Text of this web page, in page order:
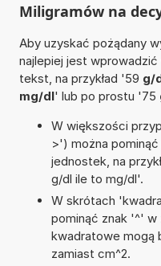
Miligramów na
Aby uzyskać pożądany
najlepiej jest
tekst, na przykład '59 g/
mg/dl' lub po prostu '75
W większości
>') można
jednostek, na
g/dl ile to mg/dl'.
W skrótach
pominąć znak '^'
kwadratowe mogą
zamiast cm^2.